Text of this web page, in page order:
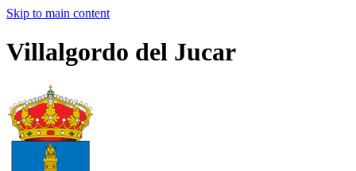
Skip to main content
Villalgordo del Jucar